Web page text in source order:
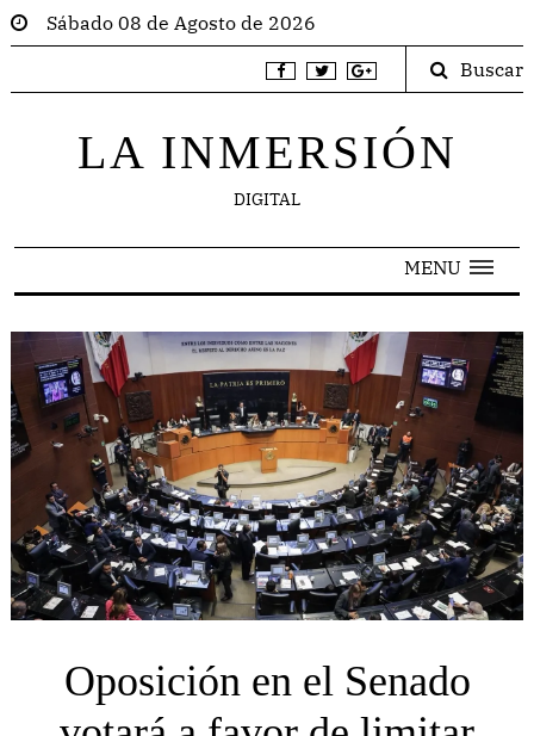
Sábado 08 de Agosto de 2026
Buscar
LA INMERSIÓN
DIGITAL
MENU
Oposición en el Senado